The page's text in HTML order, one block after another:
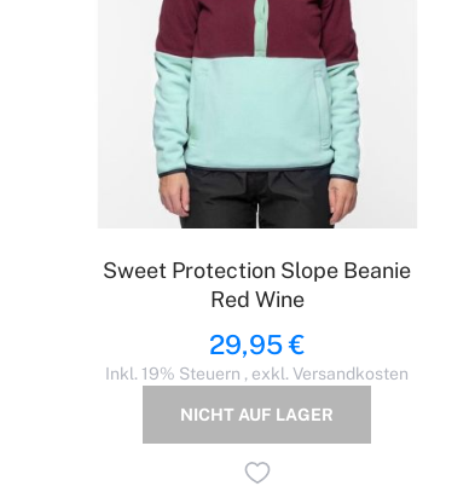
Sweet Protection Slope Beanie
Red Wine
29,95 €
Inkl. 19% Steuern , exkl.Versandkosten
NICHT AUF LAGER